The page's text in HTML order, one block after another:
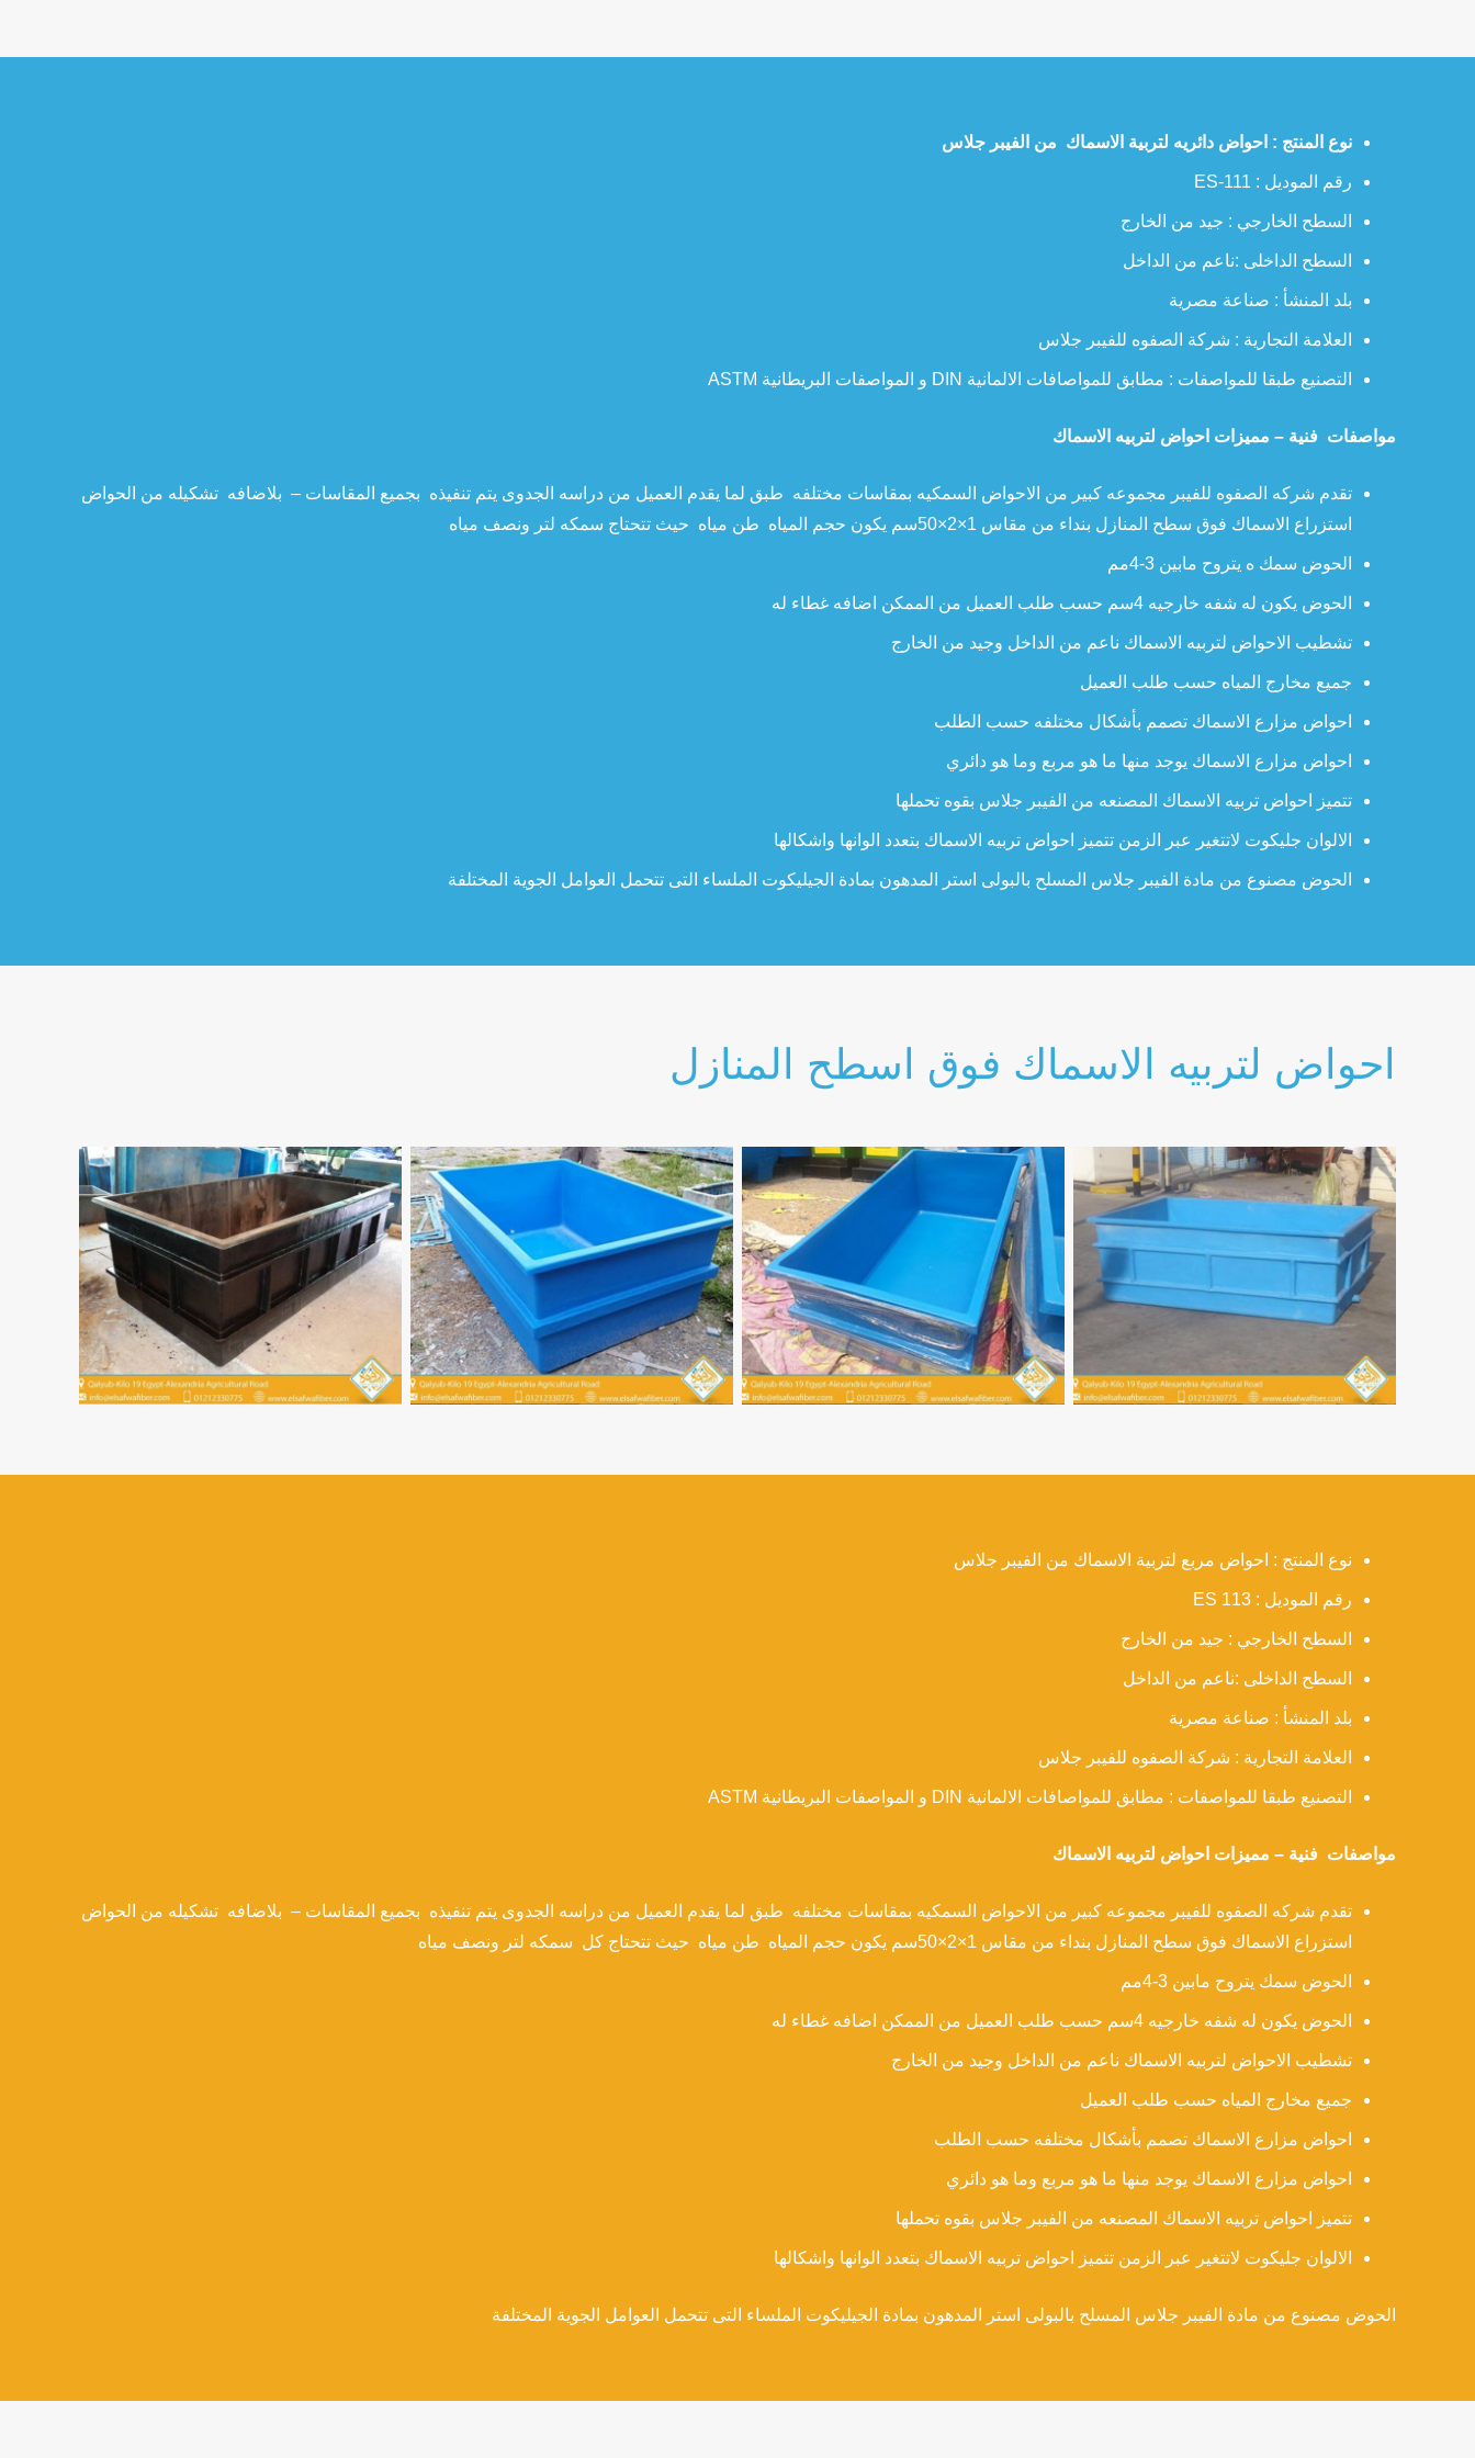
نوع المنتج : احواض دائريه لتربية الاسماك من الفيبر جلاس
رقم الموديل : ES-111
السطح الخارجي : جيد من الخارج
السطح الداخلى :ناعم من الداخل
بلد المنشأ : صناعة مصرية
العلامة التجارية : شركة الصفوه للفيبر جلاس
التصنيع طبقا للمواصفات : مطابق للمواصافات الالمانية DIN و المواصفات البريطانية ASTM
مواصفات فنية – مميزات احواض لتربيه الاسماك
تقدم شركه الصفوه للفيبر مجموعه كبير من الاحواض السمكيه بمقاسات مختلفه طبق لما يقدم العميل من دراسه الجدوى يتم تنفيذه بجميع المقاسات – بلاضافه تشكيله من الحواض
استزراع الاسماك فوق سطح المنازل بنداء من مقاس 1×2×50سم يكون حجم المياه طن مياه حيث تتحتاج سمكه لتر ونصف مياه
الحوض سمك ه يتروح مابين 3-4مم
الحوض يكون له شفه خارجيه 4سم حسب طلب العميل من الممكن اضافه غطاء له
تشطيب الاحواض لتربيه الاسماك ناعم من الداخل وجيد من الخارج
جميع مخارج المياه حسب طلب العميل
احواض مزارع الاسماك تصمم بأشكال مختلفه حسب الطلب
احواض مزارع الاسماك يوجد منها ما هو مربع وما هو دائري
تتميز احواض تربيه الاسماك المصنعه من الفيبر جلاس بقوه تحملها
الالوان جليكوت لاتتغير عبر الزمن تتميز احواض تربيه الاسماك بتعدد الوانها واشكالها
الحوض مصنوع من مادة الفيبر جلاس المسلح بالبولى استر المدهون بمادة الجيليكوت الملساء التى تتحمل العوامل الجوية المختلفة
احواض لتربيه الاسماك فوق اسطح المنازل
نوع المنتج : احواض مربع لتربية الاسماك من الفيبر جلاس
رقم الموديل : 113 ES
السطح الخارجي : جيد من الخارج
السطح الداخلى :ناعم من الداخل
بلد المنشأ : صناعة مصرية
العلامة التجارية : شركة الصفوه للفيبر جلاس
التصنيع طبقا للمواصفات : مطابق للمواصافات الالمانية DIN و المواصفات البريطانية ASTM
مواصفات فنية – مميزات احواض لتربيه الاسماك
تقدم شركه الصفوه للفيبر مجموعه كبير من الاحواض السمكيه بمقاسات مختلفه طبق لما يقدم العميل من دراسه الجدوى يتم تنفيذه بجميع المقاسات – بلاضافه تشكيله من الحواض
استزراع الاسماك فوق سطح المنازل بنداء من مقاس 1×2×50سم يكون حجم المياه طن مياه حيث تتحتاج كل سمكه لتر ونصف مياه
الحوض سمك يتروح مابين 3-4مم
الحوض يكون له شفه خارجيه 4سم حسب طلب العميل من الممكن اضافه غطاء له
تشطيب الاحواض لتربيه الاسماك ناعم من الداخل وجيد من الخارج
جميع مخارج المياه حسب طلب العميل
احواض مزارع الاسماك تصمم بأشكال مختلفه حسب الطلب
احواض مزارع الاسماك يوجد منها ما هو مربع وما هو دائري
تتميز احواض تربيه الاسماك المصنعه من الفيبر جلاس بقوه تحملها
الالوان جليكوت لاتتغير عبر الزمن تتميز احواض تربيه الاسماك بتعدد الوانها واشكالها
الحوض مصنوع من مادة الفيبر جلاس المسلح بالبولى استر المدهون بمادة الجيليكوت الملساء التى تتحمل العوامل الجوية المختلفة